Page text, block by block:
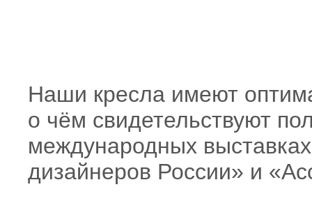
Наши кресла имеют
о чём свидетельствуют
международных
дизайнеров России» и